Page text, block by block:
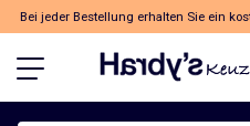
Bei jeder Bestellung erhalten Sie ein